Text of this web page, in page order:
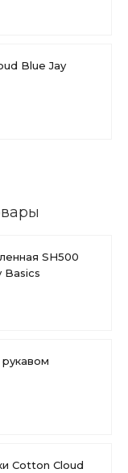
Blue Jay
SH500
Basics
Cotton Cloud